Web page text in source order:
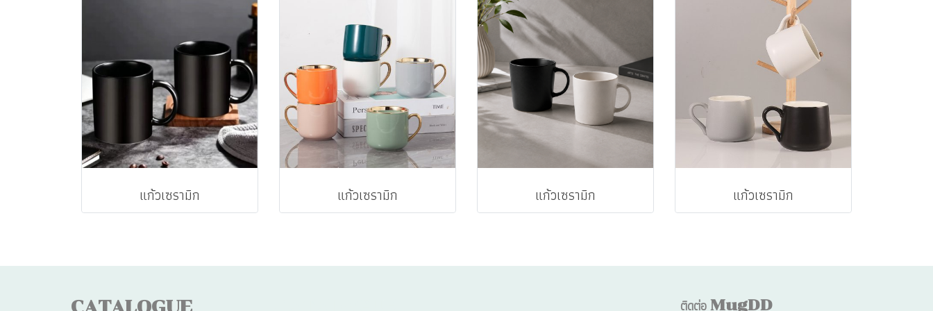
แก้วเซรามิก แก้วเซรามิก แก้วเซรามิก แก้วเซรามิก
ติดต่อMugDD